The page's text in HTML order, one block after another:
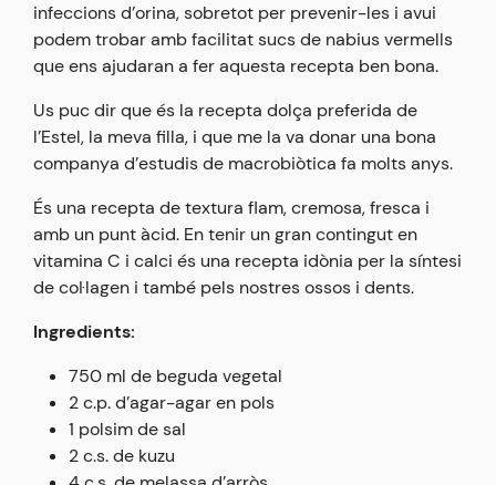
infeccions d’orina, sobretot per prevenir-les i avui
podem trobar amb facilitat sucs de nabius vermells
que ens ajudaran a fer aquesta recepta ben bona.
Us puc dir que és la recepta dolça preferida de
l’Estel, la meva filla, i que me la va donar una bona
companya d’estudis de macrobiòtica fa molts anys.
És una recepta de textura flam, cremosa, fresca i
amb un punt àcid. En tenir un gran contingut en
vitamina C i calci és una recepta idònia per la síntesi
de col·lagen i també pels nostres ossos i dents.
Ingredients:
750 ml de beguda vegetal
2 c.p. d’agar-agar en pols
1 polsim de sal
2 c.s. de kuzu